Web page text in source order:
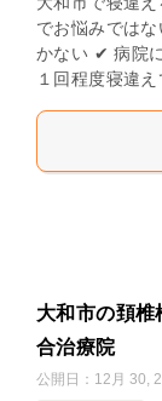
でお悩みでは
かない ✔ 病院
１回程度寝違
大和市の頚椎
合治療院
公開日： 12月 30,